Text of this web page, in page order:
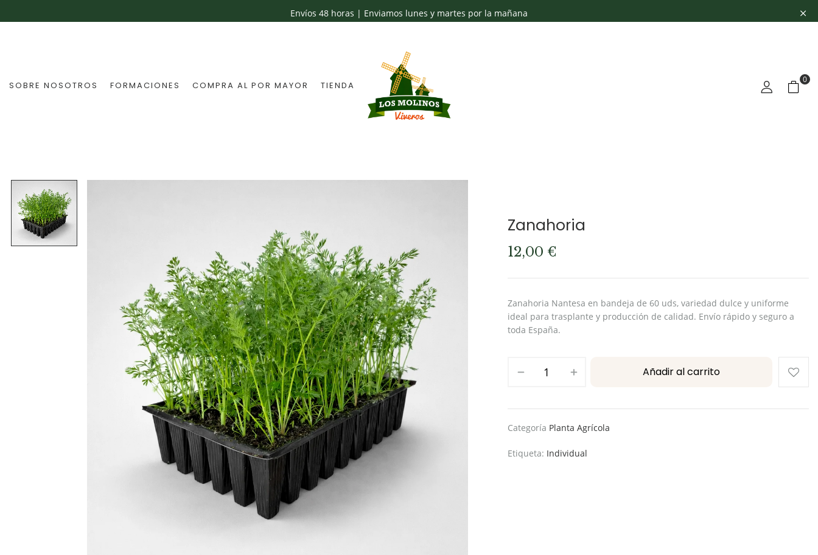
Envíos 48 horas | Enviamos lunes y martes por la mañana
SOBRE NOSOTROS FORMACIONES COMPRA AL POR MAYOR TIENDA
0
Zanahoria
12,00 €
Zanahoria Nantesa en bandeja de 60 uds, variedad dulce y uniforme
ideal para trasplante y producción de calidad. Envío rápido y seguro a
toda España.
Añadir al carrito
Categoría Planta Agrícola
Etiqueta: Individual